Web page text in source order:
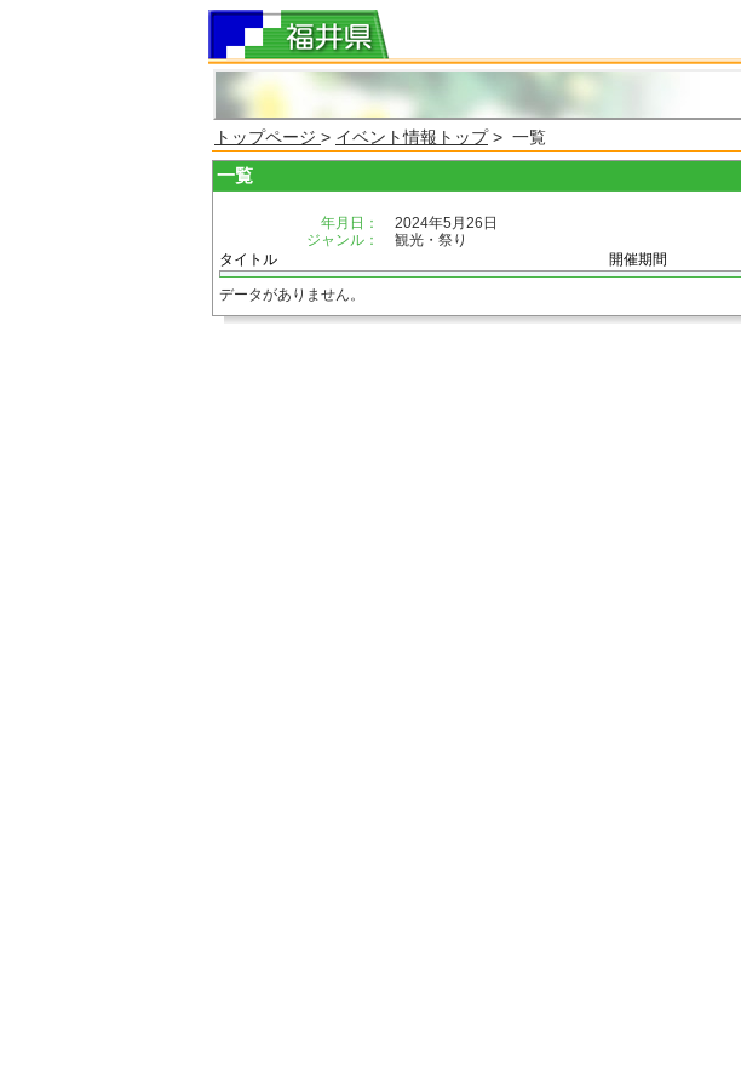
トップページ > イベント情報トップ> 一覧
一覧
年月日：
2024年5月26日
ジャンル：
観光・祭り
タイトル
開催期間
データがありません。